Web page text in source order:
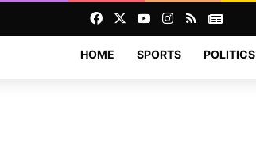
FacebookYouTubeInstagram
RSSNews
HOME SPORTS POLITICS